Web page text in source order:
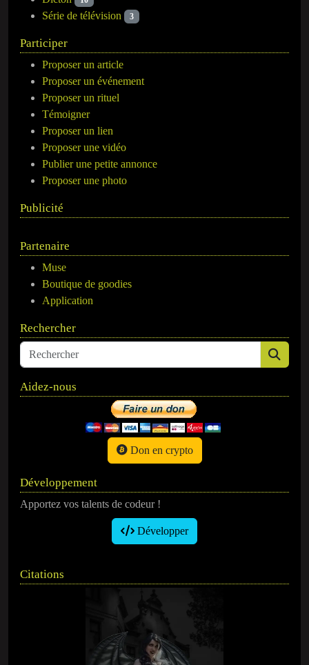
Série de télévision 3
Participer
Proposer un article
Proposer un événement
Proposer un rituel
Témoigner
Proposer un lien
Proposer une vidéo
Publier une petite annonce
Proposer une photo
Publicité
Partenaire
Muse
Boutique de goodies
Application
Rechercher
Aidez-nous
Don en crypto
Développement
Apportez vos talents de codeur !
Développer
Citations